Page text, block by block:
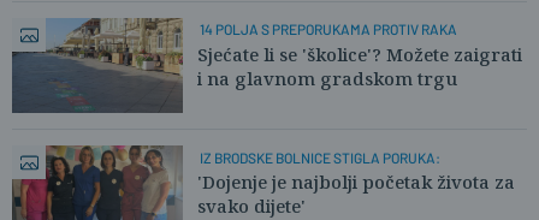
14 POLJA S PREPORUKAMA PROTIV RAKA
Sjećate li se 'školice'? Možete zaigrati
i na glavnom gradskom trgu
IZ BRODSKE BOLNICE STIGLA PORUKA:
'Dojenje je najbolji početak života za
svako dijete'